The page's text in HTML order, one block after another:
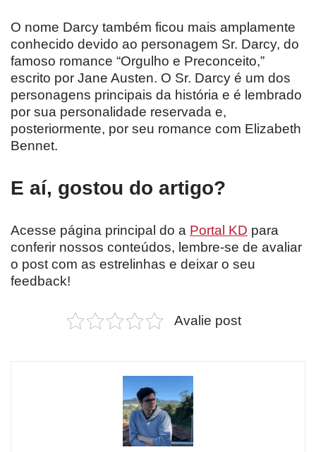
O nome Darcy também ficou mais amplamente
conhecido devido ao personagem Sr. Darcy, do
famoso romance “Orgulho e Preconceito,”
escrito por Jane Austen. O Sr. Darcy é um dos
personagens principais da história e é lembrado
por sua personalidade reservada e,
posteriormente, por seu romance com Elizabeth
Bennet.
E aí, gostou do artigo?
Acesse página principal do a Portal KD para
conferir nossos conteúdos, lembre-se de avaliar
o post com as estrelinhas e deixar o seu
feedback!
Avalie post